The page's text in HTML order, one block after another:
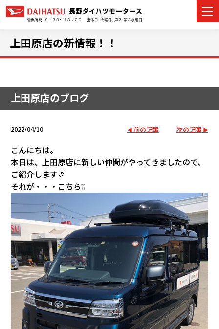
店舗情報
アフターサポート
会社情報
カタ
リコ
お問
上田原店の新情報！！
上田原店のブログ
2022/04/10 前の記事 次の記事
こんにちは。
本日は、上田原店に新しい仲間がやってきましたので、
ご紹介します🎉
それが・・・こちら❕❕